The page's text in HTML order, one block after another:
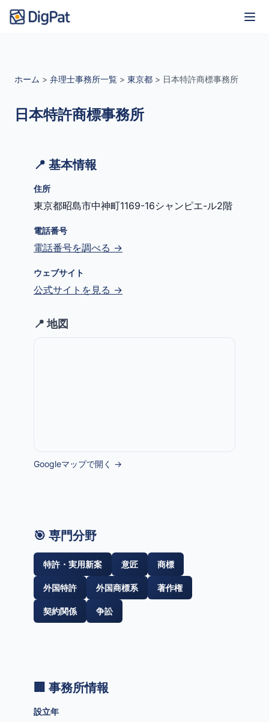
ホーム > 弁理士事務所一覧 > 東京都 > 日本特許商標事務所
日本特許商標事務所
📍 基本情報
住所
東京都昭島市中神町1169-16シャンピエ-ル2階
電話番号
電話番号を調べる →
ウェブサイト
公式サイトを見る →
📍 地図
Googleマップで開く →
🎯 専門分野
特許・実用新案 意匠 商標
外国特許 外国商標系 著作権
契約関係 争訟
🏢 事務所情報
設立年